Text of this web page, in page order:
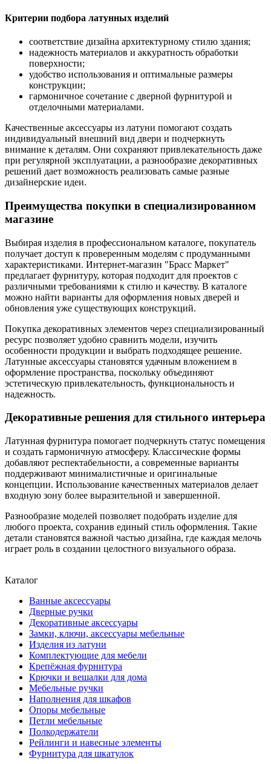
Критерии подбора латунных изделий
соответствие дизайна архитектурному стилю здания;
надежность материалов и аккуратность обработки
поверхности;
удобство использования и оптимальные размеры
конструкции;
гармоничное сочетание с дверной фурнитурой и
отделочными материалами.
Качественные аксессуары из латуни помогают создать
индивидуальный внешний вид двери и подчеркнуть
внимание к деталям. Они сохраняют привлекательность даже
при регулярной эксплуатации, а разнообразие декоративных
решений дает возможность реализовать самые разные
дизайнерские идеи.
Преимущества покупки в специализированном
магазине
Выбирая изделия в профессиональном каталоге, покупатель
получает доступ к проверенным моделям с продуманными
характеристиками. Интернет-магазин "Брасс Маркет"
предлагает фурнитуру, которая подходит для проектов с
различными требованиями к стилю и качеству. В каталоге
можно найти варианты для оформления новых дверей и
обновления уже существующих конструкций.
Покупка декоративных элементов через специализированный
ресурс позволяет удобно сравнить модели, изучить
особенности продукции и выбрать подходящее решение.
Латунные аксессуары становятся удачным вложением в
оформление пространства, поскольку объединяют
эстетическую привлекательность, функциональность и
надежность.
Декоративные решения для стильного интерьера
Латунная фурнитура помогает подчеркнуть статус помещения
и создать гармоничную атмосферу. Классические формы
добавляют респектабельности, а современные варианты
поддерживают минималистичные и оригинальные
концепции. Использование качественных материалов делает
входную зону более выразительной и завершенной.
Разнообразие моделей позволяет подобрать изделие для
любого проекта, сохранив единый стиль оформления. Такие
детали становятся важной частью дизайна, где каждая мелочь
играет роль в создании целостного визуального образа.
Каталог
Ванные аксессуары
Дверные ручки
Декоративные аксессуары
Замки, ключи, аксессуары мебельные
Изделия из латуни
Комплектующие для мебели
Крепёжная фурнитура
Крючки и вешалки для дома
Мебельные ручки
Наполнения для шкафов
Опоры мебельные
Петли мебельные
Полкодержатели
Рейлинги и навесные элементы
Фурнитура для шкатулок